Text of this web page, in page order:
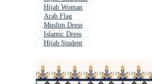
Hijab Woman
Arab Flag
Muslim Dress
Islamic Dress
Hijab Student